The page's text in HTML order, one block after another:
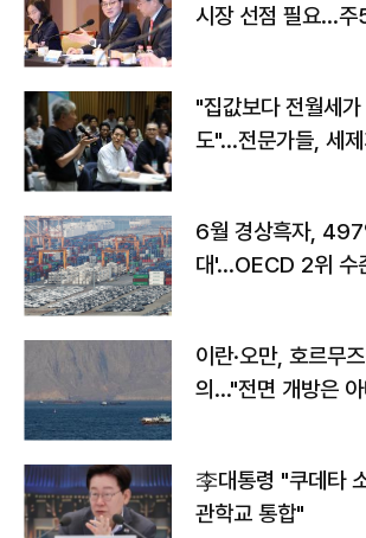
시장 선점 필요…주
"집값보다 전월세
도"…전문가들, 세
6월 경상흑자, 497
대'…OECD 2위 수
이란·오만, 호르무
의…"전면 개방은
李대통령 "쿠데타
관학교 통합"